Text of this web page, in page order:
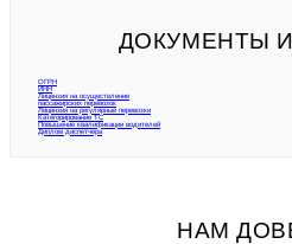
ДОКУМЕНТЫ
ОГРН
ИНН
Лицензия на осуществление
пассажирских перевозок
Лицензия на регулярные перевозки
Категорирование ТС
Повышение квалификации водителей
Диплом диспетчера
НАМ